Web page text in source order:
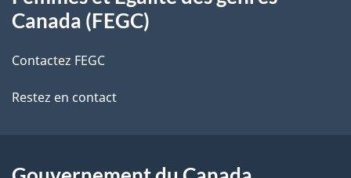
i
s
d
ce
site
Canada (FEGC)
Contactez FEGC
Restez en contact